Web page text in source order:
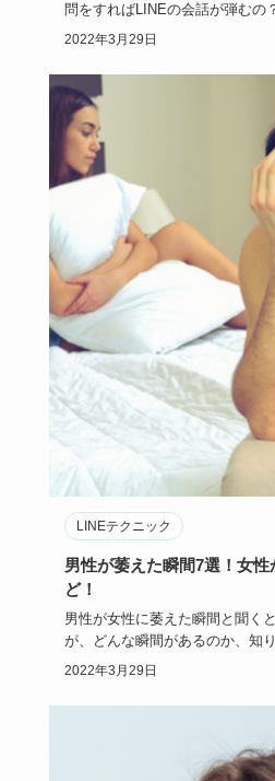
問をすればLINEの会話が弾むの
やすい…
2022年3月29日
LINEテクニック
男性が萎えた瞬間7選！女
ど！
男性が女性に萎えた瞬間と聞く
が、どんな瞬間があるのか、知
「男性ってこういう…
2022年3月29日